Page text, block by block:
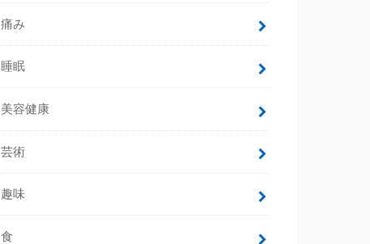
痛み
睡眠
美容健康
芸術
趣味
食